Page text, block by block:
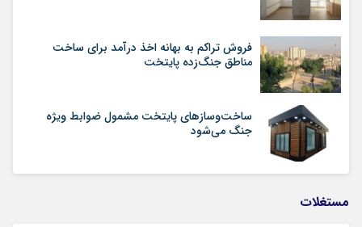
فروش تراکم به بهانه اخذ درآمد برای ساخت
مناطق جنگ‌زده پایتخت
ساخت‌وسازهای پایتخت مشمول ضوابط ویژه
جنگ می‌شود
مستغلات